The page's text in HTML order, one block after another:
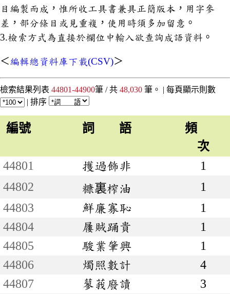
目編製而成，惟所收工具書兼具正簡版本，用字參
差，部分條目或見重複，使用時須多加留意。
3.檢索方式為直接於欄位中輸入欲查詢成語資料。
＜編輯總資料庫下載(CSV)＞
檢索結果列表 44801-44900筆 / 共 48,030 筆。 | 每頁顯示則數
| 排序
編號 詞 語
頻
次
44801
擭過飾非
1
44802
糠裏榨油
1
44803
鮮廉寡恥
1
44804
屨賊踊貴
1
44805
駿業肇興
1
44806
燭照數計
4
44807
蓼莪廢讀
3